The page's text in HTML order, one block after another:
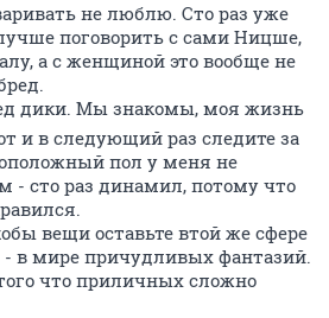
не люблю. Сто раз уже
поговорить с сами Ницше,
а с женщиной это вообще не
дики. Мы знакомы, моя жизнь
и в следующий раз следите за
пол у меня не
- сто раз динамил, потому что
вещи оставьте втой же сфере
- в мире причудливых фантазий.
что приличных сложно